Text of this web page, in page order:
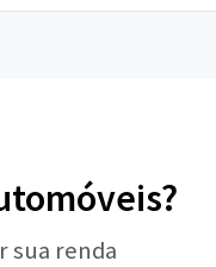
sua renda